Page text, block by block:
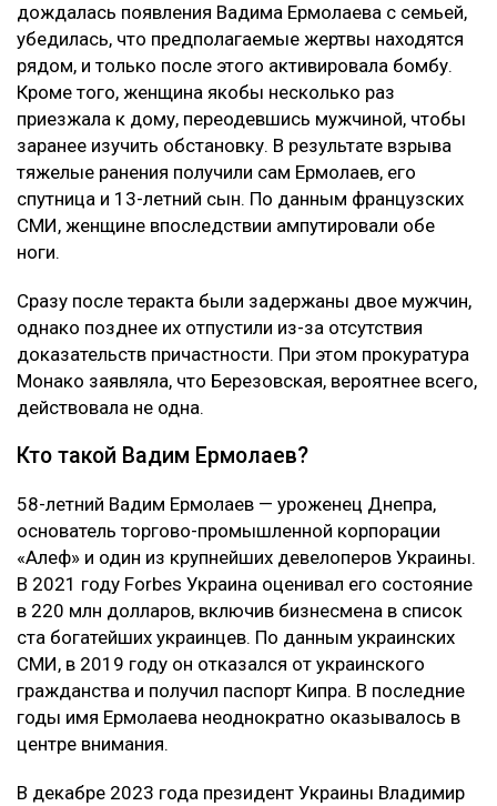
дождалась появления Вадима Ермолаева с семьей,
убедилась, что предполагаемые жертвы находятся
рядом, и только после этого активировала бомбу.
Кроме того, женщина якобы несколько раз
приезжала к дому, переодевшись мужчиной, чтобы
заранее изучить обстановку. В результате взрыва
тяжелые ранения получили сам Ермолаев, его
спутница и 13-летний сын. По данным французских
СМИ, женщине впоследствии ампутировали обе
ноги.
Сразу после теракта были задержаны двое мужчин,
однако позднее их отпустили из-за отсутствия
доказательств причастности. При этом прокуратура
Монако заявляла, что Березовская, вероятнее всего,
действовала не одна.
Кто такой Вадим Ермолаев?
58-летний Вадим Ермолаев — уроженец Днепра,
основатель торгово-промышленной корпорации
«Алеф» и один из крупнейших девелоперов Украины.
В 2021 году Forbes Украина оценивал его состояние
в 220 млн долларов, включив бизнесмена в список
ста богатейших украинцев. По данным украинских
СМИ, в 2019 году он отказался от украинского
гражданства и получил паспорт Кипра. В последние
годы имя Ермолаева неоднократно оказывалось в
центре внимания.
В декабре 2023 года президент Украины Владимир